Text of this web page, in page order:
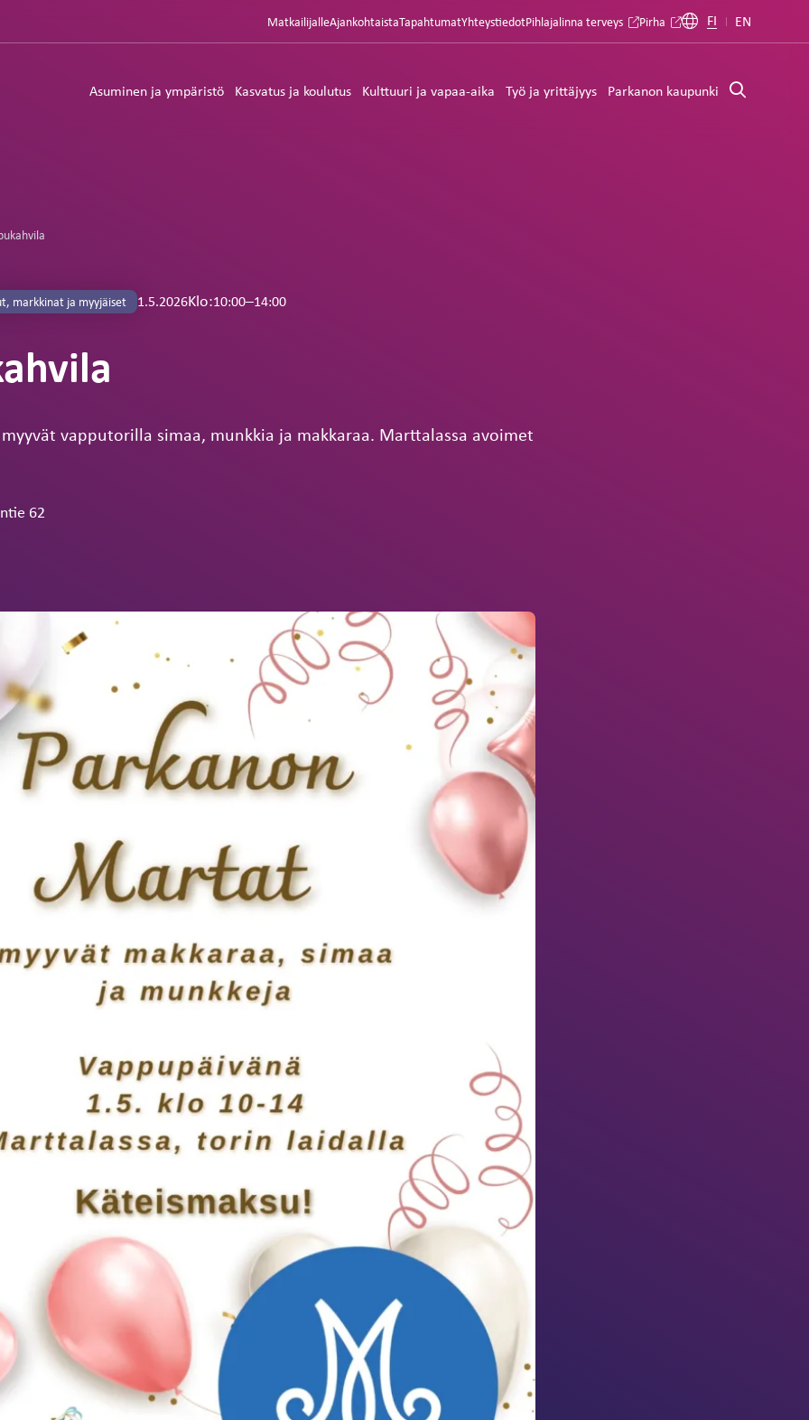
MatkailijalleAjankohtaistaTapahtumatYhteystiedotPihlajalinna terveys Pirha FI EN
Asuminen ja ympäristö Kasvatus ja koulutus Kulttuuri ja vapaa-aika Työ ja yrittäjyys Parkanon kaupunki
markkinat ja myyjäiset 1.5.2026Klo:10:00–14:00
vapputorilla simaa, munkkia ja makkaraa. Marttalassa avoimet
62